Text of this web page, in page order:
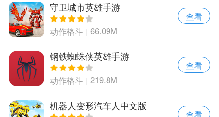
守卫城市英雄手游
动作格斗 66.09M
查看
钢铁蜘蛛侠英雄手游
动作格斗 219.8M
查看
机器人变形汽车人中文版
查看